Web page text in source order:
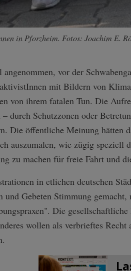
in Pforzheim. Fotos: Joachim E.
angenommen, vor der
mit Bildern von
von ihrem fatalen Tun. Die
– durch Schutzzonen oder
Die öffentliche Meinung hätten
auszumalen, wie zügig speziell
zu machen für freie Fahrt und
in etlichen deutschen
und Gebeten Stimmung
Die
wollen als verbrieftes